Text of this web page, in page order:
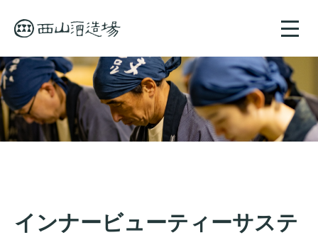
toggle
インナービューティーサステ